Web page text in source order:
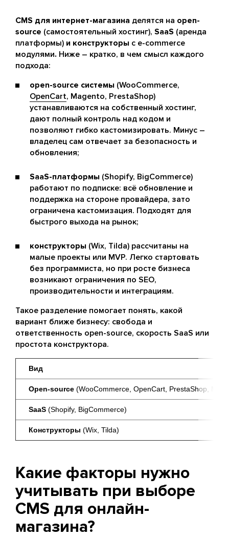
CMS для интернет-магазина делятся на open-
source (самостоятельный хостинг), SaaS (аренда
платформы) и конструкторы с e-commerce
модулями. Ниже – кратко, в чем смысл каждого
подхода:
open-source системы (WooCommerce,
OpenCart, Magento, PrestaShop)
устанавливаются на собственный хостинг,
дают полный контроль над кодом и
позволяют гибко кастомизировать. Минус –
владелец сам отвечает за безопасность и
обновления;
SaaS-платформы (Shopify, BigCommerce)
работают по подписке: всё обновление и
поддержка на стороне провайдера, зато
ограничена кастомизация. Подходят для
быстрого выхода на рынок;
конструкторы (Wix, Tilda) рассчитаны на
малые проекты или MVP. Легко стартовать
без программиста, но при росте бизнеса
возникают ограничения по SEO,
производительности и интеграциям.
Такое разделение помогает понять, какой
вариант ближе бизнесу: свобода и
ответственность open-source, скорость SaaS или
простота конструктора.
Вид
Open-source (WooCommerce, OpenCart, PrestaShop,
SaaS (Shopify, BigCommerce)
Конструкторы (Wix, Tilda)
Какие факторы нужно
учитывать при выборе
CMS для онлайн-
магазина?